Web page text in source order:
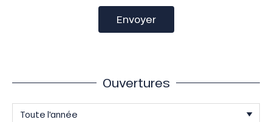
Envoyer
Ouvertures